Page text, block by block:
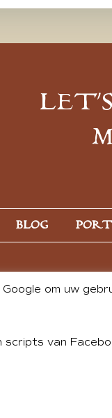
BLOG
& CONTENT BY
om uw
scripts van